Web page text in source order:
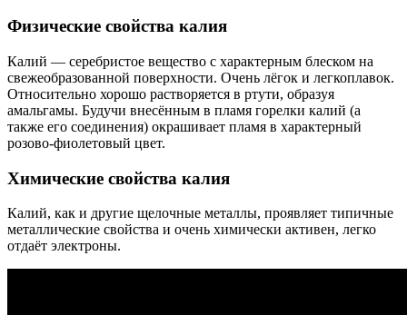
Физические свойства калия
Калий — серебристое вещество с характерным блеском на
свежеобразованной поверхности. Очень лёгок и легкоплавок.
Относительно хорошо растворяется в ртути, образуя
амальгамы. Будучи внесённым в пламя горелки калий (а
также его соединения) окрашивает пламя в характерный
розово-фиолетовый цвет.
Химические свойства калия
Калий, как и другие щелочные металлы, проявляет типичные
металлические свойства и очень химически активен, легко
отдаёт электроны.